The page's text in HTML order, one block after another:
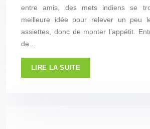
entre amis, des mets indiens se
meilleure idée pour relever un peu
assiettes, donc de monter l’appétit.
de…
LIRE LA SUITE